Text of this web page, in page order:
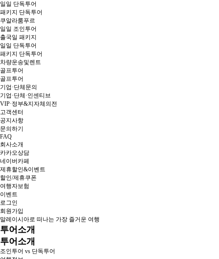
일일 단독투어
패키지 단독투어
쿠알라룸푸르
일일 조인투어
출국일 패키지
일일 단독투어
패키지 단독투어
차량운송및렌트
골프투어
골프투어
기업·단체문의
기업·단체·인센티브
VIP·정부&지자체의전
고객센터
공지사항
문의하기
FAQ
회사소개
카카오상담
네이버카페
제휴할인&이벤트
할인/제휴쿠폰
여행자보험
이벤트
로그인
회원가입
말레이시아로 떠나는 가장 즐거운 여행
투어소개
투어소개
조인투어 vs 단독투어